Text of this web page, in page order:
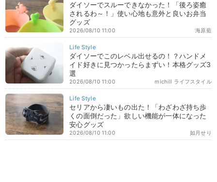
ダイソーでスルーできなかった！「後ろ姿癒
されるわ～！」使い心地も意外と良いお弁当
グッズ
海原藍
2026/08/10 11:00
ダイソーでこのレベル出せるの！？ハンドメ
イド好きに見つかったらまずい！本格グッズ3
選
michill ライフスタイル
2026/08/10 11:00
セリアから凄いもの出た！「わざわざ持ち歩
くの面倒だった」欲しい機能が一体になった
安心グッズ
如月せり
2026/08/10 11:00